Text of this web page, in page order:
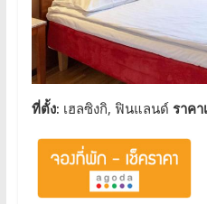
ที่ตั้ง: เฮลซิงกิ, ฟินแลนด์ ราค